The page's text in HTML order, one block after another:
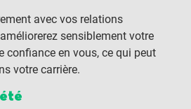
avec vos relations
sensiblement votre
confiance en vous, ce qui peut
votre carrière.